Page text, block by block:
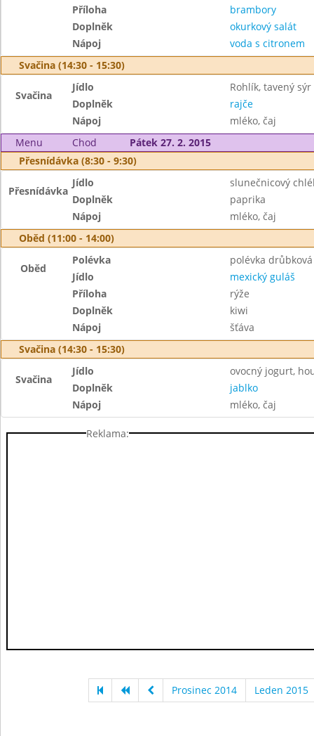
Příloha
brambory
Doplněk
okurkový salát
Nápoj
voda s citronem
Svačina (14:30 - 15:30)
Svačina
Jídlo
Rohlík, tavený sýr
Doplněk
rajče
Nápoj
mléko, čaj
Menu
Chod
Pátek 27. 2. 2015
Přesnídávka (8:30 - 9:30)
Přesnídávka
Jídlo
slunečnicový
Doplněk
paprika
Nápoj
mléko, čaj
Oběd (11:00 - 14:00)
Oběd
Polévka
polévka drůbková
Jídlo
mexický guláš
Příloha
rýže
Doplněk
kiwi
Nápoj
šťáva
Svačina (14:30 - 15:30)
Svačina
Jídlo
ovocný jogurt,
Doplněk
jablko
Nápoj
mléko, čaj
Reklama:
Prosinec 2014 Leden 2015